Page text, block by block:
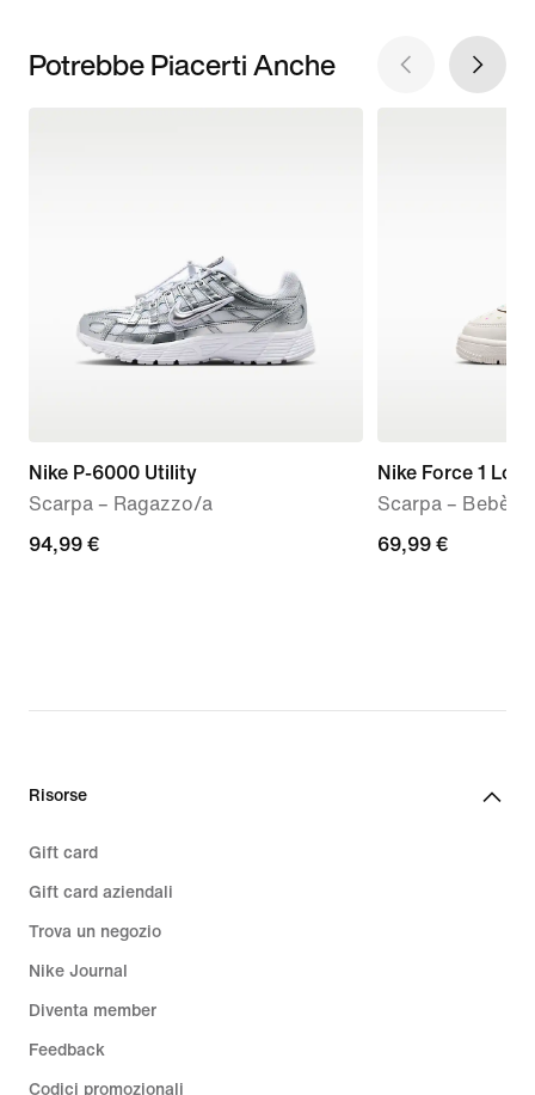
Potrebbe Piacerti Anche
Nike P-6000 Utility
Scarpa – Ragazzo/a
94,99
94,99 €
Nike Force 1 Low
Scarpa – Bebè e
69,99
69,99 €
Risorse
Gift card
Gift card aziendali
Trova un negozio
Nike Journal
Diventa member
Feedback
Codici promozionali